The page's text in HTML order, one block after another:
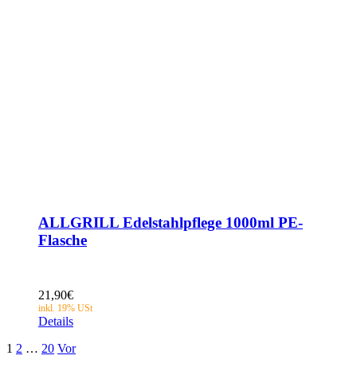
ALLGRILL Edelstahlpflege 1000ml PE-
Flasche
21,90€
Details
1 2 … 20 Vor